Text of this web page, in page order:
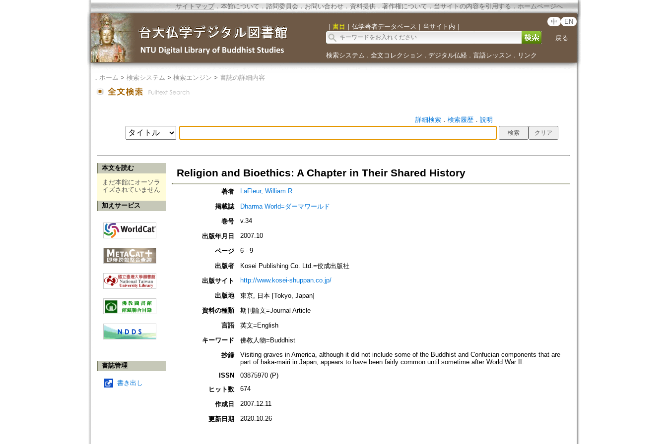
サイトマップ．本館について ． 諮問委員会． お問い合わせ． 資料提供． 著作権について．当サイトの内容を引用する ． ホームページへ
｜ 書目 ｜ 仏学著者データベース ｜ 当サイト内 ｜
中 EN
戻る
検索システム ． 全文コレクション ． デジタル仏経． 言語レッスン ． リンク
． ホーム > 検索システム > 検索エンジン > 書誌の詳細内容
詳細検索． 検索履歴． 説明
本文を読む
まだ本館にオーソラ
イズされていません
加えサービス
書誌管理
書き出し
Religion and Bioethics: A Chapter in Their Shared History
著者 LaFleur, William R.
掲載誌
Dharma World=ダーマワールド
巻号
v.34
出版年月日 2007.10
ページ 6 - 9
出版者
Kosei Publishing Co. Ltd.=佼成出版社
出版サイト
http://www.kosei-shuppan.co.jp/
出版地
東京, 日本 [Tokyo, Japan]
資料の種類
期刊論文=Journal Article
言語
英文=English
キーワード
佛教人物=Buddhist
抄録
Visiting graves in America, although it did not include some of the Buddhist and Confucian components that are
part of haka-mairi in Japan, appears to have been fairly common until sometime after World War II.
ISSN
03875970 (P)
ヒット数
674
作成日 2007.12.11
更新日期 2020.10.26